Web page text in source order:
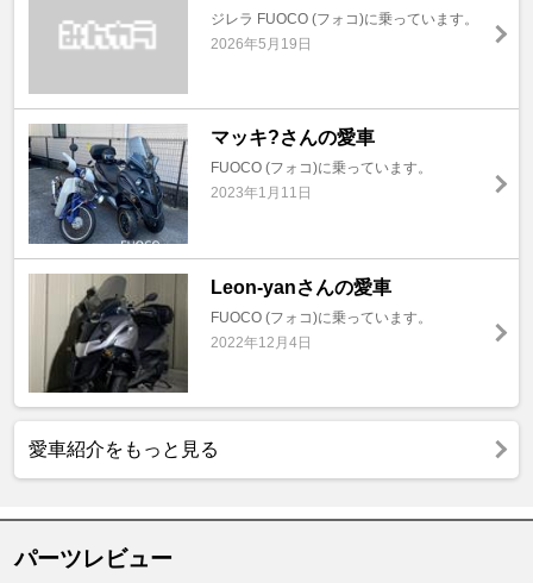
ジレラ FUOCO (フォコ)に乗っています。
2026年5月19日
マッキ?さんの愛車
FUOCO (フォコ)に乗っています。
2023年1月11日
Leon-yanさんの愛車
FUOCO (フォコ)に乗っています。
2022年12月4日
愛車紹介をもっと見る
パーツレビュー